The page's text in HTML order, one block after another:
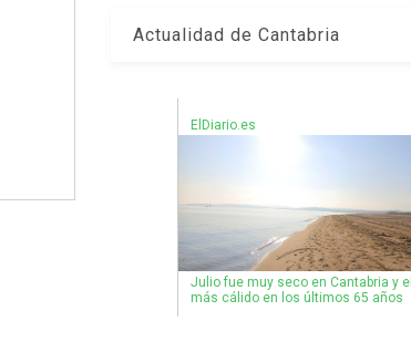
Actualidad de Cantabria
ElDiario.es
Julio fue muy seco en Cantabria y el
más cálido en los últimos 65 años